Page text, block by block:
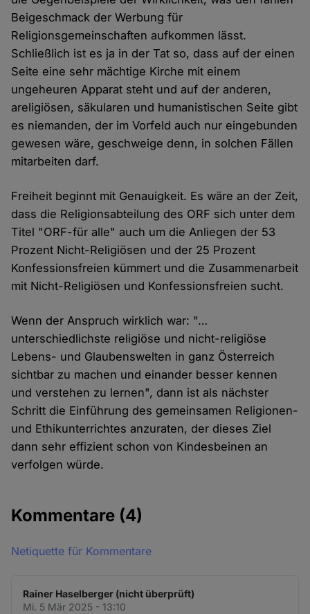
Beigeschmack der Werbung für
Religionsgemeinschaften aufkommen lässt.
Schließlich ist es ja in der Tat so, dass auf der einen
Seite eine sehr mächtige Kirche mit einem
ungeheuren Apparat steht und auf der anderen,
areligiösen, säkularen und humanistischen Seite gibt
es niemanden, der im Vorfeld auch nur eingebunden
gewesen wäre, geschweige denn, in solchen Fällen
mitarbeiten darf.
Freiheit beginnt mit Genauigkeit. Es wäre an der Zeit,
dass die Religionsabteilung des ORF sich unter dem
Titel "ORF-für alle" auch um die Anliegen der 53
Prozent Nicht-Religiösen und der 25 Prozent
Konfessionsfreien kümmert und die Zusammenarbeit
mit Nicht-Religiösen und Konfessionsfreien sucht.
Wenn der Anspruch wirklich war: "…
unterschiedlichste religiöse und nicht-religiöse
Lebens- und Glaubenswelten in ganz Österreich
sichtbar zu machen und einander besser kennen
und verstehen zu lernen", dann ist als nächster
Schritt die Einführung des gemeinsamen Religionen-
und Ethikunterrichtes anzuraten, der dieses Ziel
dann sehr effizient schon von Kindesbeinen an
verfolgen würde.
Kommentare (4)
Netiquette für Kommentare
Rainer Haselberger (nicht überprüft)
Mi. 5 Mär 2025 - 13:10